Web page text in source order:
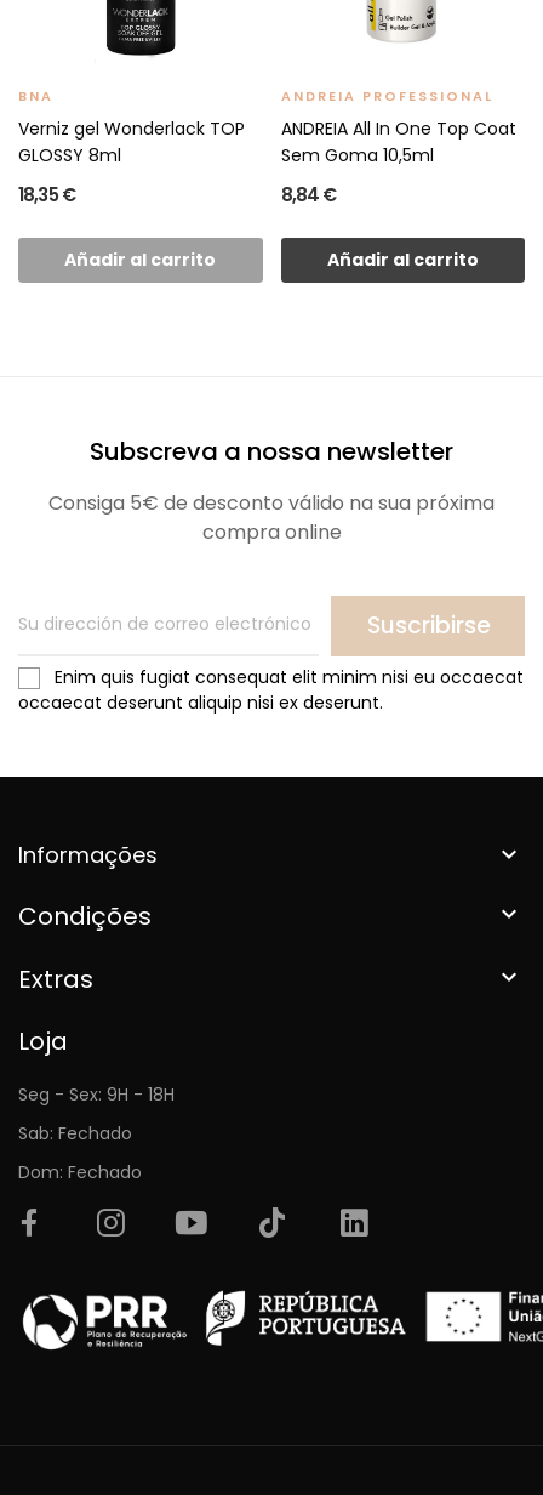
BNA
Verniz gel Wonderlack TOP
GLOSSY 8ml
18,35 €
Añadir al carrito
ANDREIA PROFESSIONAL
ANDREIA All In One Top Coat
Sem Goma 10,5ml
8,84 €
Añadir al carrito
Subscreva a nossa newsletter
Consiga 5€ de desconto válido na sua próxima
compra online
Suscribirse
Enim quis fugiat consequat elit minim nisi eu occaecat
occaecat deserunt aliquip nisi ex deserunt.
Informações 
Condições 
Extras 
Loja
Seg - Sex: 9H - 18H
Sab: Fechado
Dom: Fechado